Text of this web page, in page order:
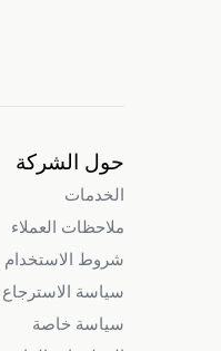
حول الشركة
الخدمات
ملاحظات العملاء
شروط الاستخدام
سياسة الاسترجاع
سياسة خاصة